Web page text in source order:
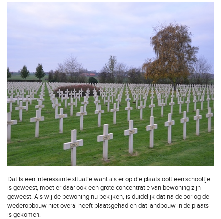
Dat is een interessante situatie want als er op die plaats ooit een schooltje
is geweest, moet er daar ook een grote concentratie van bewoning zijn
geweest. Als wij de bewoning nu bekijken, is duidelijk dat na de oorlog de
wederopbouw niet overal heeft plaatsgehad en dat landbouw in de plaats
is gekomen.